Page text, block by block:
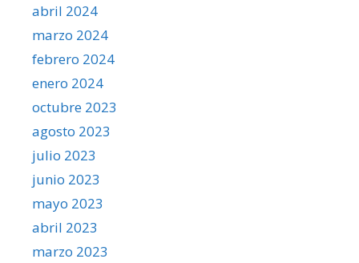
abril 2024
marzo 2024
febrero 2024
enero 2024
octubre 2023
agosto 2023
julio 2023
junio 2023
mayo 2023
abril 2023
marzo 2023